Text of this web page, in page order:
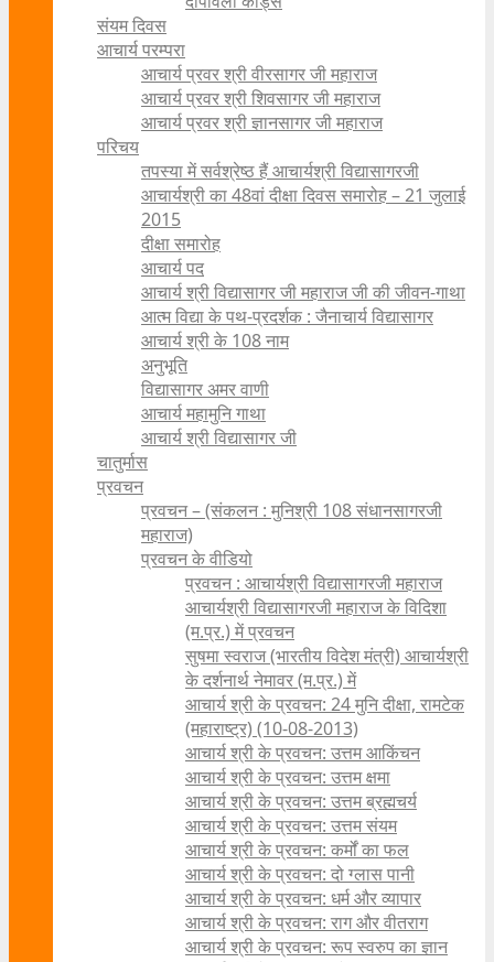
संयम दिवस
आचार्य परम्परा
आचार्य प्रवर श्री वीरसागर जी महाराज
आचार्य प्रवर श्री शिवसागर जी महाराज
आचार्य प्रवर श्री ज्ञानसागर जी महाराज
परिचय
तपस्या में सर्वश्रेष्ठ हैं आचार्यश्री विद्यासागरजी
आचार्यश्री का 48वां दीक्षा दिवस समारोह – 21 जुलाई
2015
दीक्षा समारोह
आचार्य पद
आचार्य श्री विद्यासागर जी महाराज जी की जीवन-गाथा
आत्म विद्या के पथ-प्रदर्शक : जैनाचार्य विद्यासागर
आचार्य श्री के 108 नाम
अनुभूति
विद्यासागर अमर वाणी
आचार्य महामुनि गाथा
आचार्य श्री विद्यासागर जी
चातुर्मास
प्रवचन
प्रवचन – (संकलन : मुनिश्री 108 संधानसागरजी
महाराज)
प्रवचन के वीडियो
प्रवचन : आचार्यश्री ‍विद्यासागरजी महाराज
आचार्यश्री विद्यासागरजी महाराज के विदिशा
(म.प्र.) में प्रवचन
सुषमा स्वराज (भारतीय विदेश मंत्री) आचार्यश्री
के दर्शनार्थ नेमावर (म.प्र.) में
आचार्य श्री के प्रवचन: 24 मुनि दीक्षा, रामटेक
(महाराष्ट्र) (10-08-2013)
आचार्य श्री के प्रवचन: उत्तम आकिंचन
आचार्य श्री के प्रवचन: उत्तम क्षमा
आचार्य श्री के प्रवचन: उत्तम ब्रह्मचर्य
आचार्य श्री के प्रवचन: उत्तम संयम
आचार्य श्री के प्रवचन: कर्मों का फल
आचार्य श्री के प्रवचन: दो ग्लास पानी
आचार्य श्री के प्रवचन: धर्म और व्यापार
आचार्य श्री के प्रवचन: राग और वीतराग
आचार्य श्री के प्रवचन: रूप स्वरुप का ज्ञान